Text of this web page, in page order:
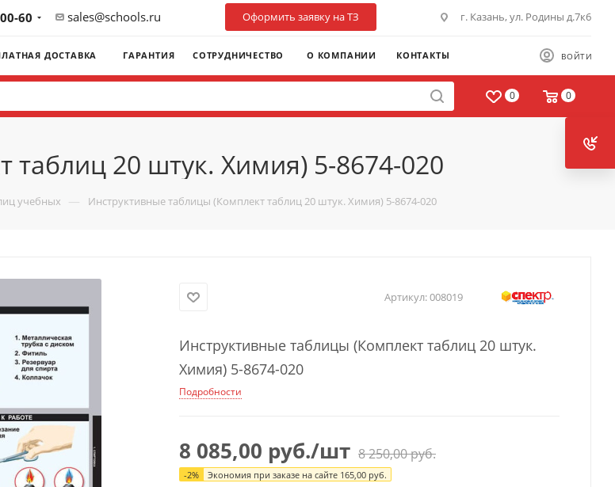
60 sales@schools.ru Оформить заявку на ТЗ г. Казань, ул. Родины д.7к6
ВОЙТИ
ДОСТАВКА ГАРАНТИЯ СОТРУДНИЧЕСТВО О КОМПАНИИ КОНТАКТЫ
0 0
20 штук. Химия) 5-8674-020
учебных — Инструктивные таблицы (Комплект таблиц 20 штук. Химия) 5-8674-020
Артикул:008019
Инструктивные таблицы (Комплект таблиц 20 штук.
Химия) 5-8674-020
Подробности
8 085,00 руб./шт 8 250,00руб.
-2% Экономия при заказе на сайте 165,00 руб.